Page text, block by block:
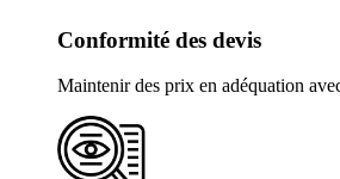
Conformité des devis
Maintenir des prix en adéquation